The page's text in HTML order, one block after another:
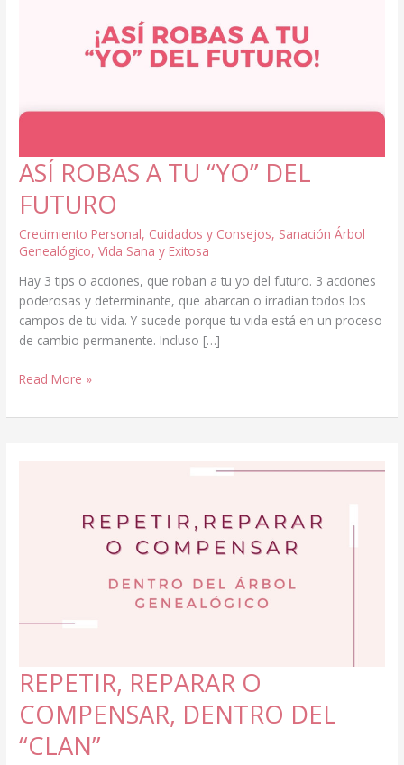
ASÍ ROBAS A TU “YO” DEL
FUTURO
Crecimiento Personal, Cuidados y Consejos, Sanación Árbol
Genealógico,Vida Sana y Exitosa
Hay 3 tips o acciones, que roban a tu yo del futuro. 3 acciones
poderosas y determinante, que abarcan o irradian todos los
campos de tu vida. Y sucede porque tu vida está en un proceso
de cambio permanente. Incluso […]
ASÍ
A
Read More »
REPETIR, REPARAR O
COMPENSAR, DENTRO DEL
“CLAN”